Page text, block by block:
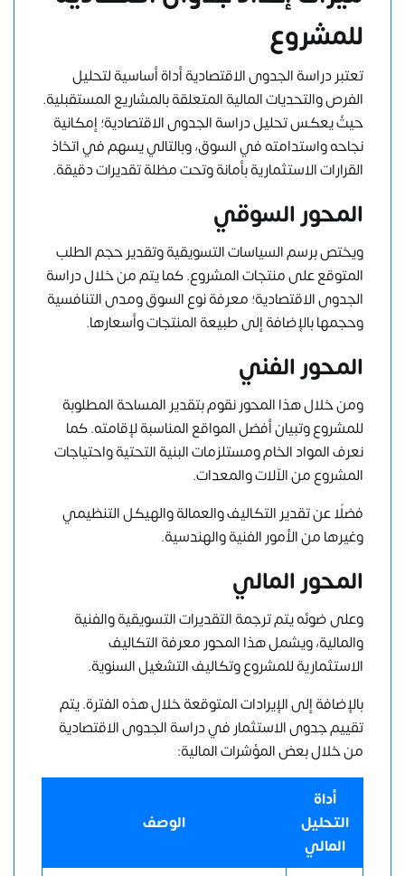
للمشروع
تعتبر دراسة الجدوى الاقتصادية أداة أساسية لتحليل
الفرص والتحديات المالية المتعلقة بالمشاريع المستقبلية.
حيثً يعكس تحليل دراسة الجدوى الاقتصادية؛ إمكانية
نجاحه واستدامته في السوق، وبالتالي يسهم في اتخاذ
القرارات الاستثمارية بأمانة وتحت مظلة تقديرات دقيقة.
المحور السوقي
ويختص برسم السياسات التسويقية وتقدير حجم الطلب
المتوقع على منتجات المشروع. كما يتم من خلال دراسة
الجدوى الاقتصادية؛ معرفة نوع السوق ومدى التنافسية
وحجمها بالإضافة إلى طبيعة المنتجات وأسعارها.
المحور الفني
ومن خلال هذا المحور نقوم بتقدير المساحة المطلوبة
للمشروع وتبيان أفضل المواقع المناسبة لإقامته. كما
نعرف المواد الخام ومستلزمات البنية التحتية واحتياجات
المشروع من الآلات والمعدات.
فضلًا عن تقدير التكاليف والعمالة والهيكل التنظيمي
وغيرها من الأمور الفنية والهندسية.
المحور المالي
وعلى ضوئه يتم ترجمة التقديرات التسويقية والفنية
والمالية، ويشمل هذا المحور معرفة التكاليف
الاستثمارية للمشروع وتكاليف التشغيل السنوية.
بالإضافة إلى الإيرادات المتوقعة خلال هذه الفترة. يتم
تقييم جدوى الاستثمار في دراسة الجدوى الاقتصادية
من خلال بعض المؤشرات المالية:
أداة
التحليل
المالي
الوصف